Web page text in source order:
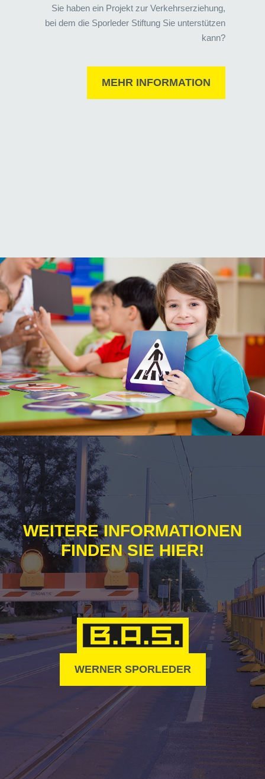
Sie haben ein Projekt zur Verkehrserziehung,
bei dem die Sporleder Stiftung Sie unterstützen
kann?
MEHR INFORMATION
WEITERE INFORMATIONEN
FINDEN SIE HIER!
WERNER SPORLEDER